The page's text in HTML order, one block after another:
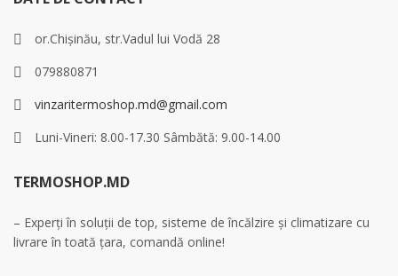
or.Chișinău, str.Vadul lui Vodă 28
079880871
vinzaritermoshop.md@gmail.com
Luni-Vineri: 8.00-17.30 Sâmbătă: 9.00-14.00
TERMOSHOP.MD
– Experți în soluții de top, sisteme de încălzire și climatizare cu
livrare în toată țara, comandă online!